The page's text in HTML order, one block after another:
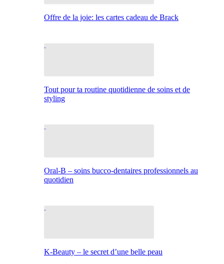
Offre de la joie: les cartes cadeau de Brack
Tout pour ta routine quotidienne de soins et de
styling
Oral-B – soins bucco-dentaires professionnels au
quotidien
K-Beauty – le secret d’une belle peau